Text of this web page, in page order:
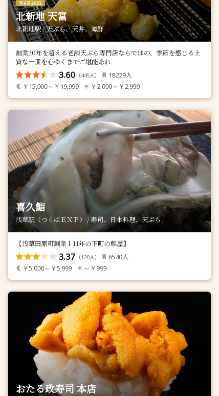
北新地 天富
北新地駅 / 天ぷら、天丼、海鮮
創業20年を超える老舗天ぷら専門店ならではの、季節を感じる上
質な一皿を心ゆくまでご堪能あれ
3.60 （445人） 18229人
￥15,000～￥19,999 ￥2,000～￥2,999
喜久鮨
浅草駅（つくばＥＸＰ） / 寿司、日本料理、天ぷら
【浅草田原町創業１11年の下町の鮨屋】
3.37 （120人） 6540人
￥5,000～￥5,999 ～￥999
おたる政寿司 本店